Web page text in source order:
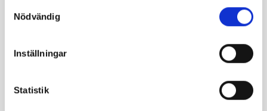
Nödvändig
Inställningar
Statistik
Het
Mandel,